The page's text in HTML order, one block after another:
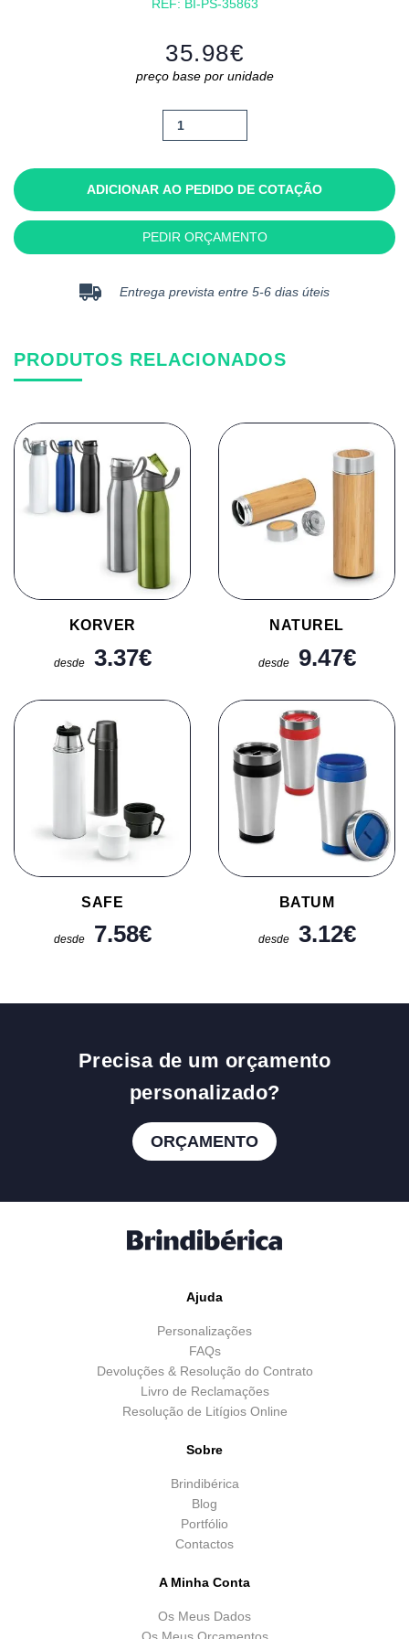
REF: BI-PS-35863
35.98€
preço base por unidade
Quantidade
de
Alfabot
ADICIONAR AO PEDIDO DE COTAÇÃO
PEDIR ORÇAMENTO
Entrega prevista entre 5-6 dias úteis
PRODUTOS RELACIONADOS
KORVER
desde 3.37€
NATUREL
desde 9.47€
SAFE
desde 7.58€
BATUM
desde 3.12€
Precisa de um orçamento
personalizado?
ORÇAMENTO
Ajuda
Personalizações
FAQs
Devoluções & Resolução do Contrato
Livro de Reclamações
Resolução de Litígios Online
Sobre
Brindibérica
Blog
Portfólio
Contactos
A Minha Conta
Os Meus Dados